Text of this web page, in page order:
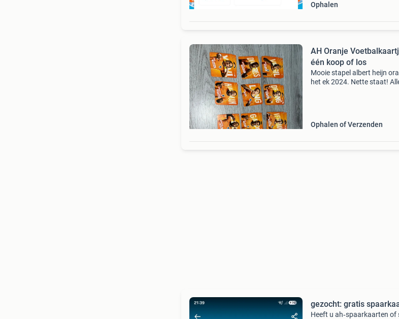
Ophalen
AH Oranje
één koop of los
Mooie stapel albert heijn
het ek 2024. Nette staat!
Ophalen of Verzenden
gezocht: gratis
Heeft u ah‑spaarkaarten of